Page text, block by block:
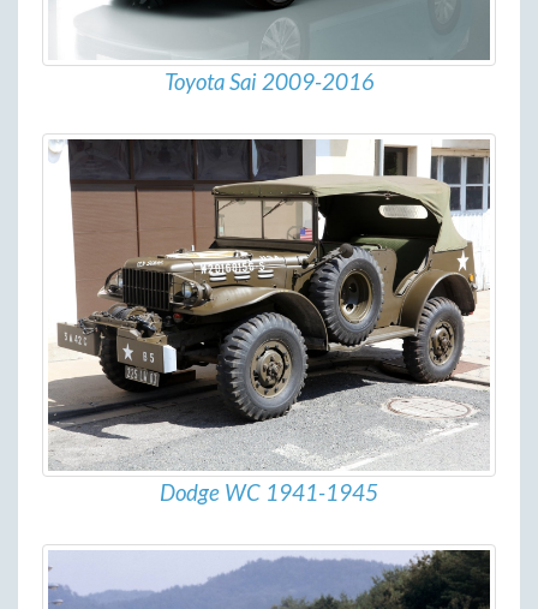
Toyota Sai 2009-2016
Dodge WC 1941-1945